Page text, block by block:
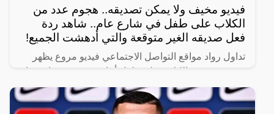
فيديو مخيف ولا يمكن تصديقه.. هجوم عدد من
الكلاب على طفل في شارع عام.. شاهد ردة
فعل صديقه الغير متوقعة والتي أدهشت الجميع!
تداول رواد مواقع التواصل الاجتماعي فيديو مروع يظهر
هجوم عدد من الكلاب على طفل أثناء سيره في شارع عام
برفقة صديقه.